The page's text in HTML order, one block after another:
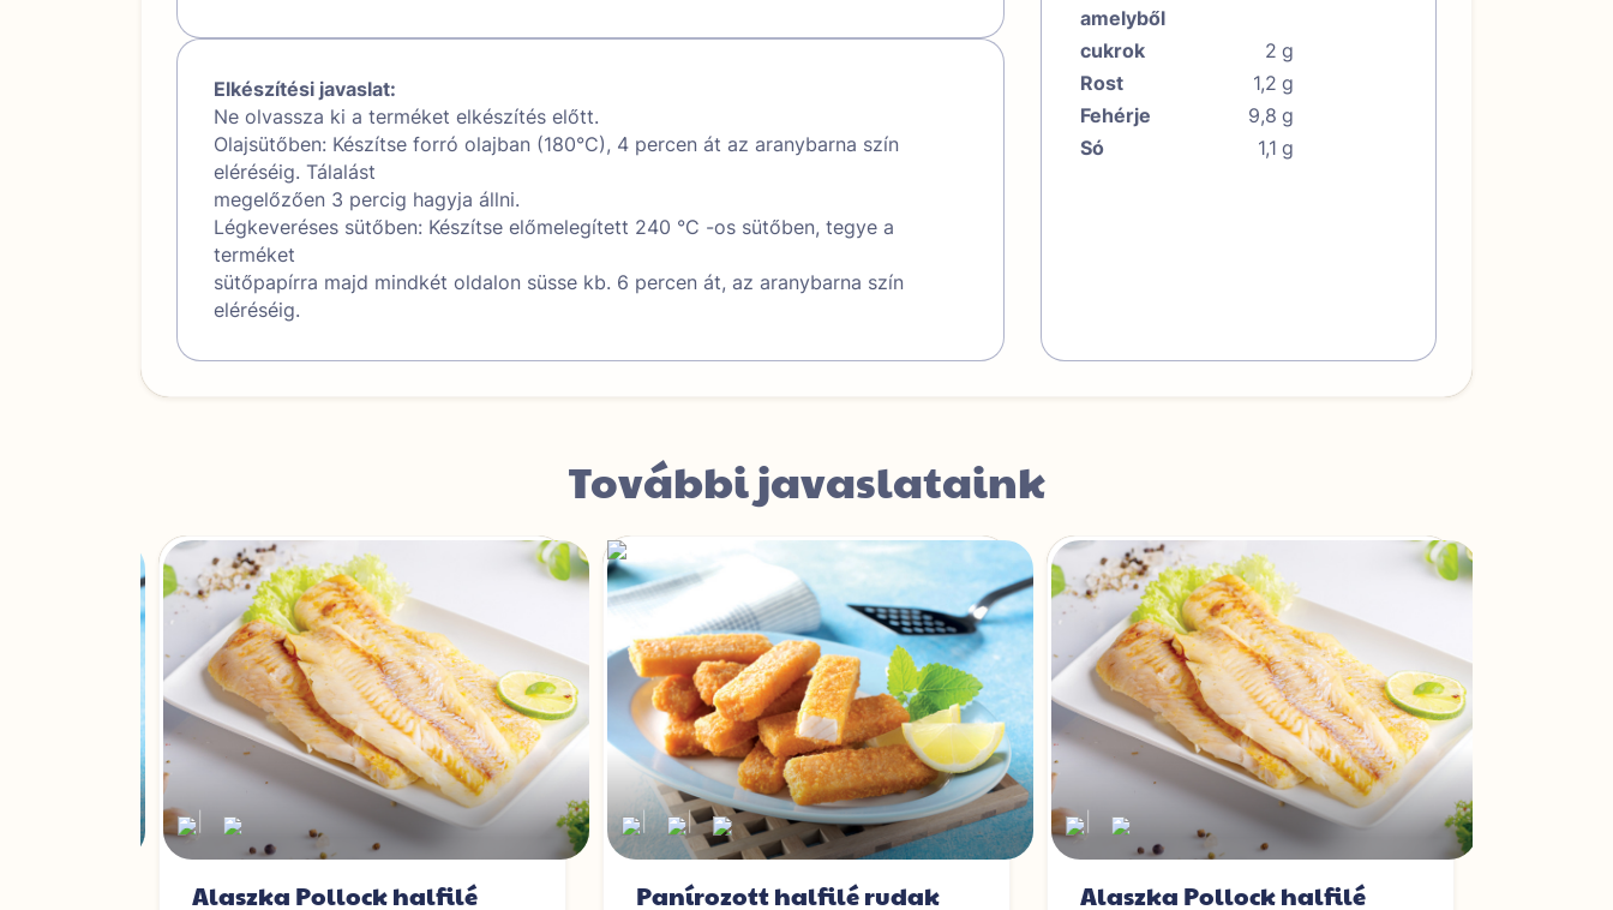
Elkészítési javaslat:
Ne olvassza ki a terméket elkészítés előtt.
Olajsütőben: Készítse forró olajban (180°C), 4 percen át az aranybarna szín
eléréséig. Tálalást
megelőzően 3 percig hagyja állni.
Légkeveréses sütőben: Készítse előmelegített 240 °C -os sütőben, tegye a
terméket
sütőpapírra majd mindkét oldalon süsse kb. 6 percen át, az aranybarna szín
eléréséig.
amelyből
cukrok
2 g
Rost
1,2 g
Fehérje
9,8 g
Só
1,1 g
További javaslataink
Alaszka Pollock halfilé
|
Panírozott halfilé rudak
Alaszka Pollock halfilé